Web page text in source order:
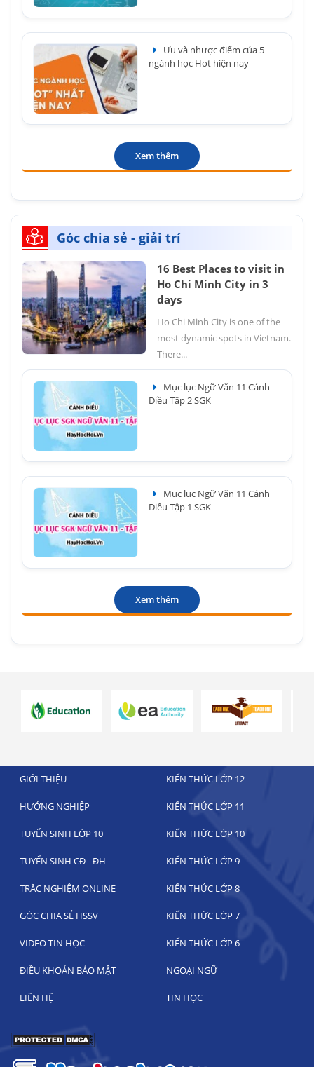
Ưu và nhược điểm của 5
ngành học Hot hiện nay
Xem thêm
Góc chia sẻ - giải trí
16 Best Places to visit in
Ho Chi Minh City in 3
days
Ho Chi Minh City is one of the
most dynamic spots in Vietnam.
There...
Mục lục Ngữ Văn 11 Cánh
Diều Tập 2 SGK
Mục lục Ngữ Văn 11 Cánh
Diều Tập 1 SGK
Xem thêm
GIỚI THIỆU KIẾN THỨC LỚP 12
HƯỚNG NGHIỆP KIẾN THỨC LỚP 11
TUYỂN SINH LỚP 10 KIẾN THỨC LỚP 10
TUYỂN SINH CĐ - ĐH KIẾN THỨC LỚP 9
TRẮC NGHIỆM ONLINE KIẾN THỨC LỚP 8
GÓC CHIA SẺ HSSV KIẾN THỨC LỚP 7
VIDEO TIN HỌC KIẾN THỨC LỚP 6
ĐIỀU KHOẢN BẢO MẬT NGOẠI NGỮ
LIÊN HỆ TIN HỌC